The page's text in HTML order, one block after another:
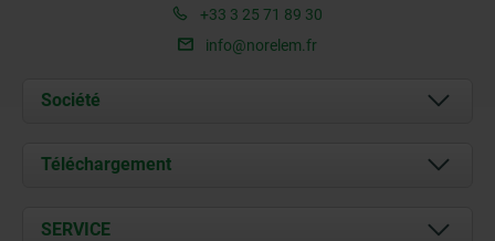
+33 3 25 71 89 30
info@norelem.fr
Société
À propos de nous
Contact
Téléchargement
Documents
SERVICE